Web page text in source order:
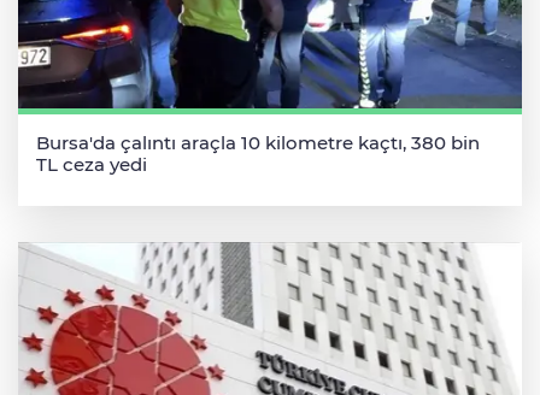
Bursa'da çalıntı araçla 10 kilometre kaçtı, 380 bin
TL ceza yedi